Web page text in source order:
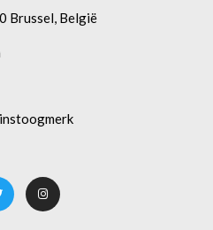
Brussel, België